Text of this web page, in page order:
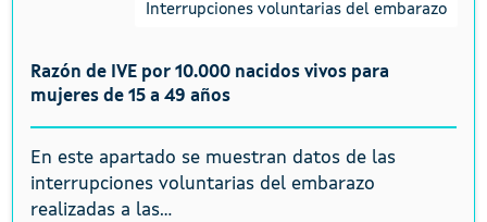
Interrupciones voluntarias del embarazo
Razón de IVE por 10.000 nacidos vivos para
mujeres de 15 a 49 años
En este apartado se muestran datos de las
interrupciones voluntarias del embarazo
realizadas a las...